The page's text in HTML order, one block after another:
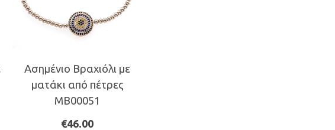
Ασημένιο Βραχιόλι με
ματάκι από πέτρες
ΜΒ00051
€46.00